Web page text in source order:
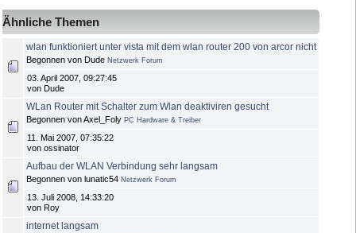
Ähnliche Themen
wlan funktioniert unter vista mit dem wlan router 200 von arcor nicht
Begonnen von Dude Netzwerk Forum
03. April 2007, 09:27:45
von Dude
WLan Router mit Schalter zum Wlan deaktiviren gesucht
Begonnen von Axel_Foly PC Hardware & Treiber
11. Mai 2007, 07:35:22
von ossinator
Aufbau der WLAN Verbindung sehr langsam
Begonnen von lunatic54 Netzwerk Forum
13. Juli 2008, 14:33:20
von Roy
internet langsam